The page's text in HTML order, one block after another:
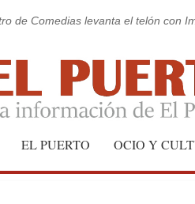
de Comedias levanta el telón con
EL PUERTO OCIO Y